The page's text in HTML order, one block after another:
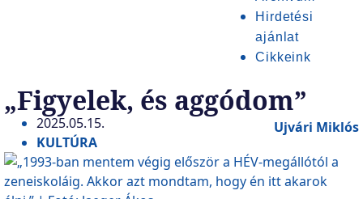
Hirdetési
ajánlat
Cikkeink
„Figyelek, és aggódom”
2025.05.15.
KULTÚRA
Ujvári Miklós